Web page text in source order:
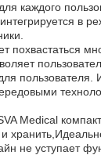
каждого
в
похвастаться
Medical
не уступает